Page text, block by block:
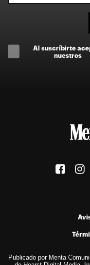
Al suscríbirte
nuestros
Publicado por Menta